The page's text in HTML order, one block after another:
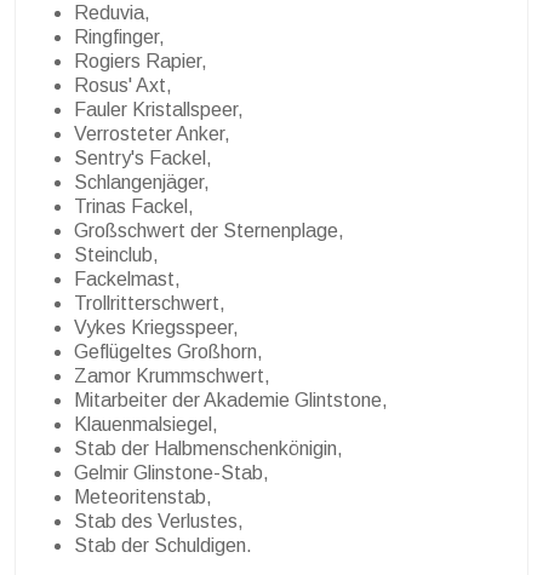
Reduvia,
Ringfinger,
Rogiers Rapier,
Rosus' Axt,
Fauler Kristallspeer,
Verrosteter Anker,
Sentry's Fackel,
Schlangenjäger,
Trinas Fackel,
Großschwert der Sternenplage,
Steinclub,
Fackelmast,
Trollritterschwert,
Vykes Kriegsspeer,
Geflügeltes Großhorn,
Zamor Krummschwert,
Mitarbeiter der Akademie Glintstone,
Klauenmalsiegel,
Stab der Halbmenschenkönigin,
Gelmir Glinstone-Stab,
Meteoritenstab,
Stab des Verlustes,
Stab der Schuldigen.